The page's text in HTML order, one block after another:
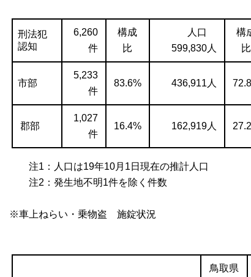
刑法犯
認知
6,260
件
構成
比
人口
599,830人
構
比
市部
5,233
件
83.6% 436,911人
郡部
1,027
件
16.4% 162,919人
注1：人口は19年10月1日現在の推計人口
注2：発生地不明1件を除く件数
※車上ねらい・乗物盗 施錠状況
鳥取県